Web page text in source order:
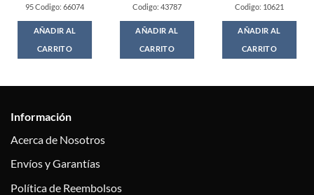
95 Codigo: 66074
AÑADIR AL
CARRITO
Codigo: 43787
AÑADIR AL
CARRITO
Codigo: 10621
AÑADIR AL
CARRITO
Información
Acerca de Nosotros
Envíos y Garantías
Política de Reembolsos